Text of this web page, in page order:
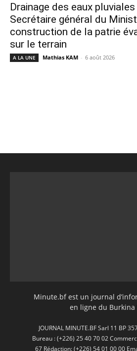
Drainage des eaux
Secrétaire général du
construction de la patrie
sur le terrain
A LA UNE Mathias KAM - 6 août 2026
Minute.bf est un journal
en ligne du Burkina
JOURNAL MINUTE.BF Sarl 11 BP
Bureau : (+226) 25 40 70 02
67 Rédaction: (+226) 54 01 00 00